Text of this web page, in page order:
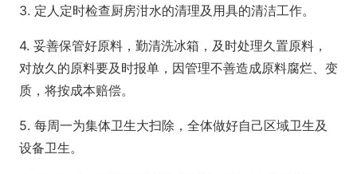
3. 定人定时检查厨房泔水的清理及用具的清洁工作。
4. 妥善保管好原料，勤清洗冰箱，及时处理久置原料，
对放久的原料要及时报单，因管理不善造成原料腐烂、变
质，将按成本赔偿。
5. 每周一为集体卫生大扫除，全体做好自己区域卫生及
设备卫生。